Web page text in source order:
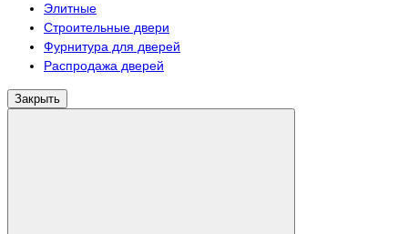
Элитные
Строительные двери
Фурнитура для дверей
Распродажа дверей
Закрыть